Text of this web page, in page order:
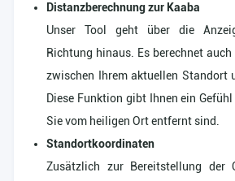
Distanzberechnung zur Kaaba
Unser Tool geht über die
Richtung hinaus. Es berechnet
zwischen Ihrem aktuellen Standort
Diese Funktion gibt Ihnen ein
Sie vom heiligen Ort entfernt sind.
Standortkoordinaten
Zusätzlich zur Bereitstellung der